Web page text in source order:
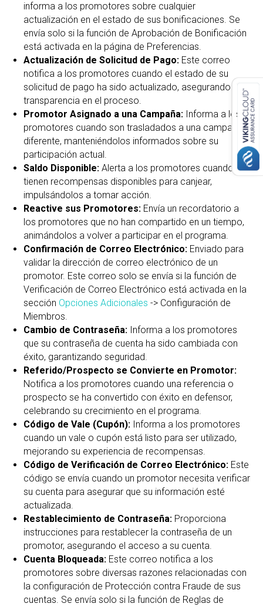
informa a los promotores sobre cualquier
actualización en el estado de sus bonificaciones. Se
envía solo si la función de Aprobación de Bonificación
está activada en la página de Preferencias.
Actualización de Solicitud de Pago: Este correo
notifica a los promotores cuando el estado de su
solicitud de pago ha sido actualizado, asegurando
transparencia en el proceso.
Promotor Asignado a una Campaña: Informa a los
promotores cuando son trasladados a una campaña
diferente, manteniéndolos informados sobre su
participación actual.
Saldo Disponible: Alerta a los promotores cuando
tienen recompensas disponibles para canjear,
impulsándolos a tomar acción.
Reactive sus Promotores: Envía un recordatorio a
los promotores que no han compartido en un tiempo,
animándolos a volver a participar en el programa.
Confirmación de Correo Electrónico: Enviado para
validar la dirección de correo electrónico de un
promotor. Este correo solo se envía si la función de
Verificación de Correo Electrónico está activada en la
sección Opciones Adicionales -> Configuración de
Miembros.
Cambio de Contraseña: Informa a los promotores
que su contraseña de cuenta ha sido cambiada con
éxito, garantizando seguridad.
Referido/Prospecto se Convierte en Promotor:
Notifica a los promotores cuando una referencia o
prospecto se ha convertido con éxito en defensor,
celebrando su crecimiento en el programa.
Código de Vale (Cupón): Informa a los promotores
cuando un vale o cupón está listo para ser utilizado,
mejorando su experiencia de recompensas.
Código de Verificación de Correo Electrónico: Este
código se envía cuando un promotor necesita verificar
su cuenta para asegurar que su información esté
actualizada.
Restablecimiento de Contraseña: Proporciona
instrucciones para restablecer la contraseña de un
promotor, asegurando el acceso a su cuenta.
Cuenta Bloqueada: Este correo notifica a los
promotores sobre diversas razones relacionadas con
la configuración de Protección contra Fraude de sus
cuentas. Se envía solo si la función de Reglas de